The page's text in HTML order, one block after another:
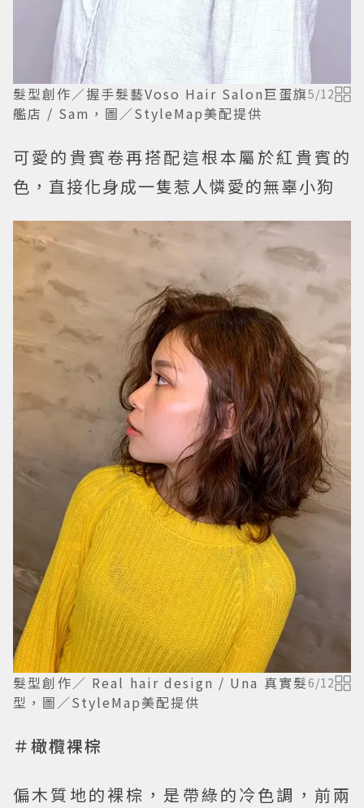
髮型創作／握手髮藝Voso Hair Salon巨蛋旗
艦店 / Sam，圖／StyleMap美配提供
5/12
可愛的貴賓卷再搭配這根本屬於紅貴賓的
色，直接化身成一隻惹人憐愛的無辜小狗
髮型創作／ Real hair design / Una 真實髮
型，圖／StyleMap美配提供
6/12
＃橄欖裸棕
偏木質地的裸棕，是帶綠的冷色調，前兩